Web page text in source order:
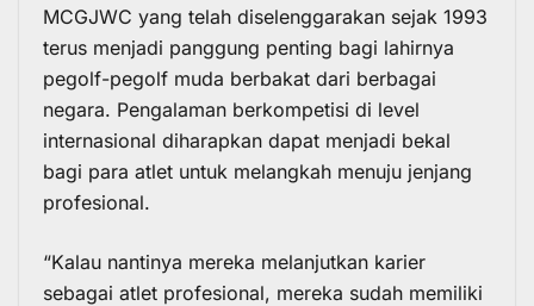
MCGJWC yang telah diselenggarakan sejak 1993
terus menjadi panggung penting bagi lahirnya
pegolf-pegolf muda berbakat dari berbagai
negara. Pengalaman berkompetisi di level
internasional diharapkan dapat menjadi bekal
bagi para atlet untuk melangkah menuju jenjang
profesional.
“Kalau nantinya mereka melanjutkan karier
sebagai atlet profesional, mereka sudah memiliki